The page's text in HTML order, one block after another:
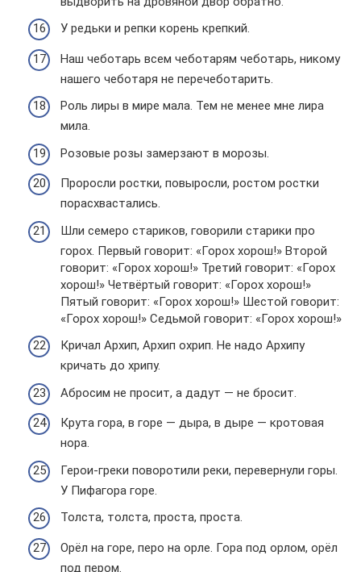
У редьки и репки корень крепкий.
Наш чеботарь всем чеботарям чеботарь, никому
нашего чеботаря не перечеботарить.
Роль лиры в мире мала. Тем не менее мне лира
мила.
Розовые розы замерзают в морозы.
Проросли ростки, повыросли, ростом ростки
порасхвастались.
Шли семеро стариков, говорили старики про
горох. Первый говорит: «Горох хорош!» Второй
говорит: «Горох хорош!» Третий говорит: «Горох
хорош!» Четвёртый говорит: «Горох хорош!»
Пятый говорит: «Горох хорош!» Шестой говорит:
«Горох хорош!» Седьмой говорит: «Горох хорош!»
Кричал Архип, Архип охрип. Не надо Архипу
кричать до хрипу.
Абросим не просит, а дадут — не бросит.
Крута гора, в горе — дыра, в дыре — кротовая
нора.
Герои-греки поворотили реки, перевернули горы.
У Пифагора горе.
Толста, толста, проста, проста.
Орёл на горе, перо на орле. Гора под орлом, орёл
под пером.